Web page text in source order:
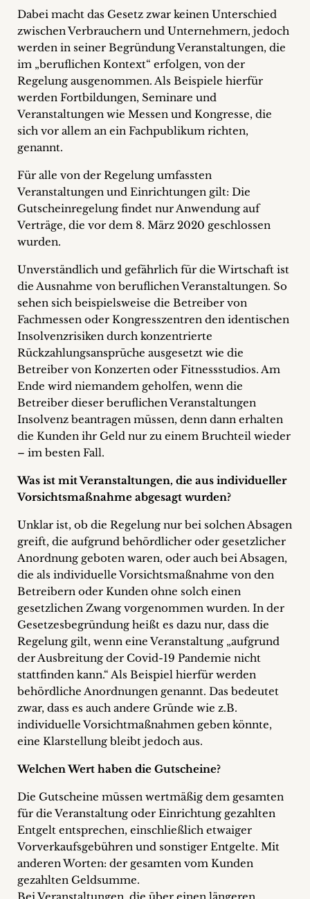
Dabei macht das Gesetz zwar keinen Unterschied
zwischen Verbrauchern und Unternehmern, jedoch
werden in seiner Begründung Veranstaltungen, die
im „beruflichen Kontext“ erfolgen, von der
Regelung ausgenommen. Als Beispiele hierfür
werden Fortbildungen, Seminare und
Veranstaltungen wie Messen und Kongresse, die
sich vor allem an ein Fachpublikum richten,
genannt.
Für alle von der Regelung umfassten
Veranstaltungen und Einrichtungen gilt: Die
Gutscheinregelung findet nur Anwendung auf
Verträge, die vor dem 8. März 2020 geschlossen
wurden.
Unverständlich und gefährlich für die Wirtschaft ist
die Ausnahme von beruflichen Veranstaltungen. So
sehen sich beispielsweise die Betreiber von
Fachmessen oder Kongresszentren den identischen
Insolvenzrisiken durch konzentrierte
Rückzahlungsansprüche ausgesetzt wie die
Betreiber von Konzerten oder Fitnessstudios. Am
Ende wird niemandem geholfen, wenn die
Betreiber dieser beruflichen Veranstaltungen
Insolvenz beantragen müssen, denn dann erhalten
die Kunden ihr Geld nur zu einem Bruchteil wieder
– im besten Fall.
Was ist mit Veranstaltungen, die aus individueller
Vorsichtsmaßnahme abgesagt wurden?
Unklar ist, ob die Regelung nur bei solchen Absagen
greift, die aufgrund behördlicher oder gesetzlicher
Anordnung geboten waren, oder auch bei Absagen,
die als individuelle Vorsichtsmaßnahme von den
Betreibern oder Kunden ohne solch einen
gesetzlichen Zwang vorgenommen wurden. In der
Gesetzesbegründung heißt es dazu nur, dass die
Regelung gilt, wenn eine Veranstaltung „aufgrund
der Ausbreitung der Covid-19 Pandemie nicht
stattfinden kann.“ Als Beispiel hierfür werden
behördliche Anordnungen genannt. Das bedeutet
zwar, dass es auch andere Gründe wie z.B.
individuelle Vorsichtmaßnahmen geben könnte,
eine Klarstellung bleibt jedoch aus.
Welchen Wert haben die Gutscheine?
Die Gutscheine müssen wertmäßig dem gesamten
für die Veranstaltung oder Einrichtung gezahlten
Entgelt entsprechen, einschließlich etwaiger
Vorverkaufsgebühren und sonstiger Entgelte. Mit
anderen Worten: der gesamten vom Kunden
gezahlten Geldsumme.